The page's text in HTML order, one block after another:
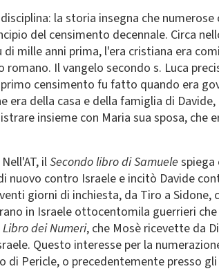
la storia insegna che numerose
del censimento decennale. Circa
mille anni prima, l'era cristiana era
Il vangelo secondo s. Luca
censimento fu fatto quando era
era della casa e della famiglia di
insieme con Maria sua sposa, che
ilSecondo libro di Samuele spiega
nuovo contro Israele e incitò Davide
giorni di inchiesta, da Tiro a Sidone,
in Israele ottocentomila guerrieri
Libro dei Numeri, che Mosè ricevette da
Questo interesse per la
Pericle, o precedentemente presso gli